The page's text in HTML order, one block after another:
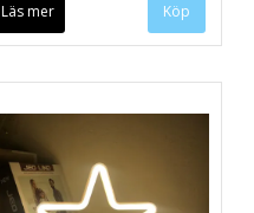
Läs mer Köp